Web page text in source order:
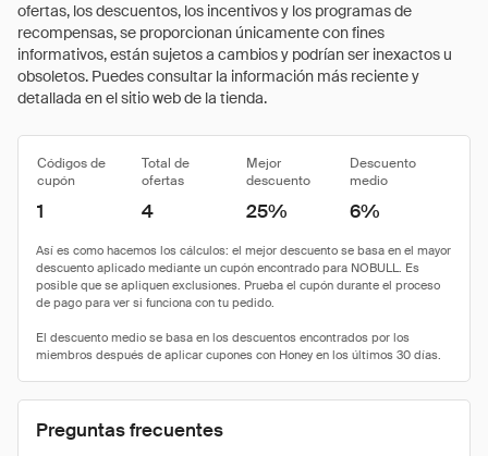
ofertas, los descuentos, los incentivos y los programas de
recompensas, se proporcionan únicamente con fines
informativos, están sujetos a cambios y podrían ser inexactos u
obsoletos. Puedes consultar la información más reciente y
detallada en el sitio web de la tienda.
Códigos de
cupón
Total de
ofertas
Mejor
descuento
Descuento
medio
1 4 25% 6%
Preguntas frecuentes